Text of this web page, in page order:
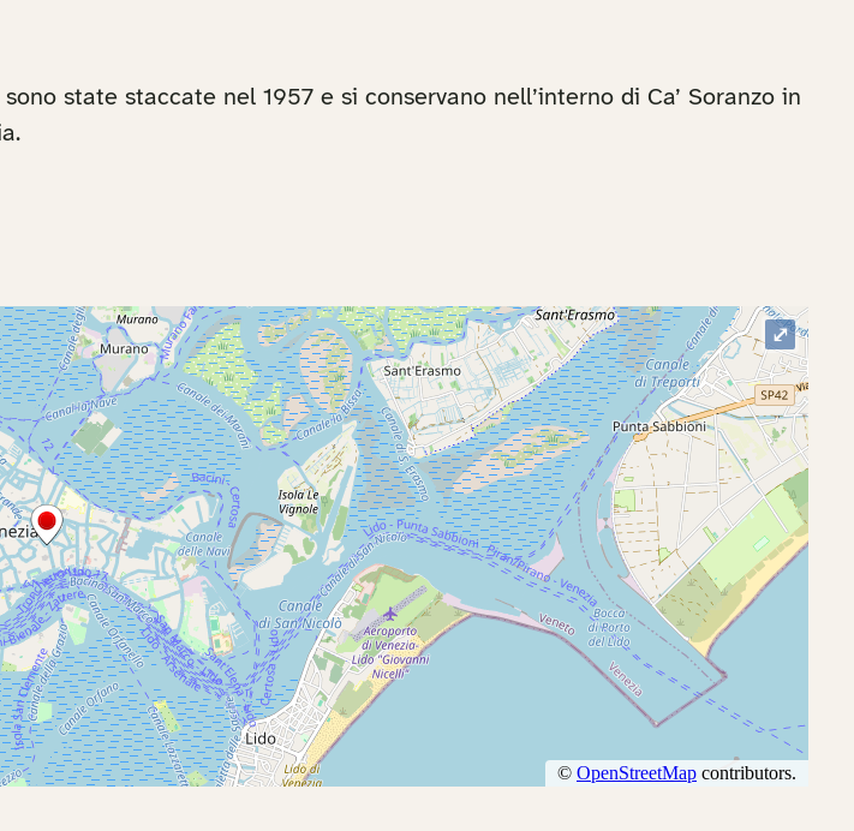
state staccate nel 1957 e si conservano nell’interno di Ca’ Soranzo in